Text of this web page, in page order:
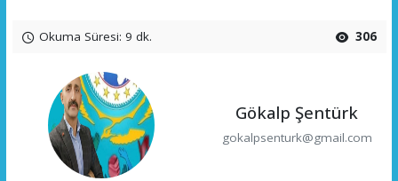
Okuma Süresi: 9 dk. 306
Gökalp Şentürk
gokalpsenturk@gmail.com